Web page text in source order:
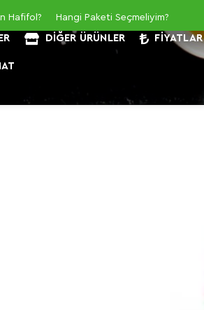
Hafifol? Hangi Paketi Seçmeliyim?
DIĞER ÜRÜNLER FIYATLAR